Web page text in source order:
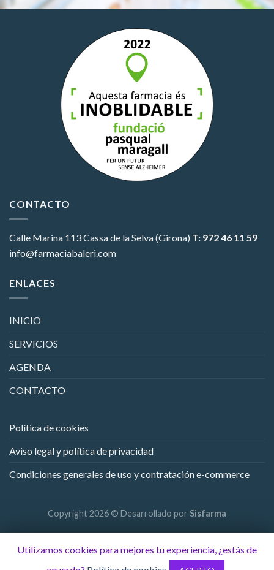
CONTACTO
Calle Marina 113Cassa de la Selva (Girona) T: 972 46 11 59
info@farmaciabaleri.com
ENLACES
INICIO
SERVICIOS
AGENDA
CONTACTO
Política de cookies
Aviso legal y política de privacidad
Condiciones generales de uso y contratación e-commerce
Copyright 2026 © Desarrollado por Sisfarma
Utilizamos cookies para mejores tu experiencia, ¿estás de